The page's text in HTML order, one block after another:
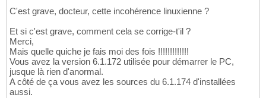
C'est grave, docteur, cette incohérence linuxienne ?
Et si c'est grave, comment cela se corrige-t'il ?
Merci,
Mais quelle quiche je fais moi des fois !!!!!!!!!!!!!
Vous avez la version 6.1.172 utilisée pour démarrer le PC,
jusque là rien d'anormal.
A côté de ça vous avez les sources du 6.1.174 d'installées
aussi.